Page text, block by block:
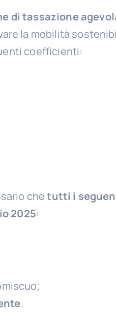
di tassazione
la mobilità
coefficienti:
chetutti i
2025:
.